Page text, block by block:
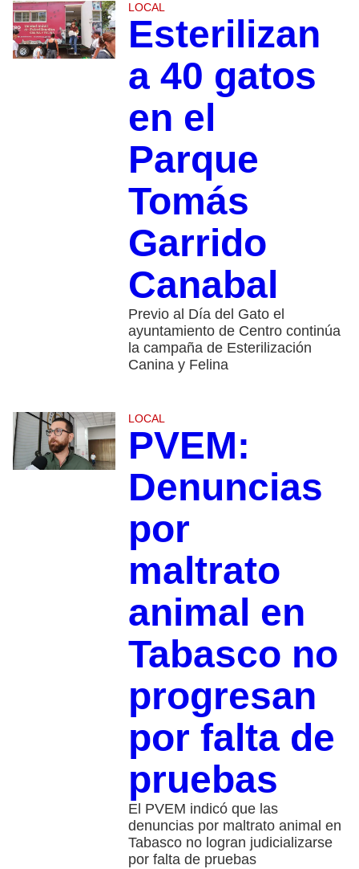
LOCAL
Esterilizan
a 40 gatos
en el
Parque
Tomás
Garrido
Canabal
Previo al Día del Gato el
ayuntamiento de Centro continúa
la campaña de Esterilización
Canina y Felina
LOCAL
PVEM:
Denuncias
por
maltrato
animal en
Tabasco no
progresan
por falta de
pruebas
El PVEM indicó que las
denuncias por maltrato animal en
Tabasco no logran judicializarse
por falta de pruebas